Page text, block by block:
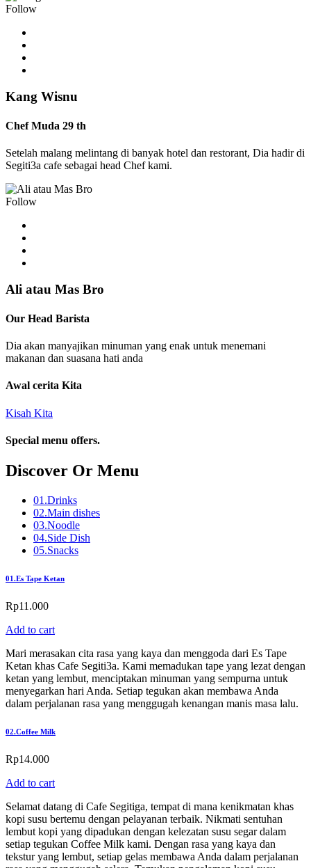
Follow
Kang Wisnu
Chef Muda 29 th
Setelah malang melintang di banyak hotel dan restorant, Dia hadir di
Segiti3a cafe sebagai head Chef kami.
Follow
Ali atau Mas Bro
Our Head Barista
Dia akan manyajikan minuman yang enak untuk menemani
makanan dan suasana hati anda
Awal cerita Kita
Kisah Kita
Special menu offers.
Discover Or Menu
01.Drinks
02.Main dishes
03.Noodle
04.Side Dish
05.Snacks
01.Es Tape Ketan
Rp11.000
Add to cart
Mari merasakan cita rasa yang kaya dan menggoda dari Es Tape
Ketan khas Cafe Segiti3a. Kami memadukan tape yang lezat dengan
ketan yang lembut, menciptakan minuman yang sempurna untuk
menyegarkan hari Anda. Setiap tegukan akan membawa Anda
dalam perjalanan rasa yang menggugah kenangan manis masa lalu.
02.Coffee Milk
Rp14.000
Add to cart
Selamat datang di Cafe Segitiga, tempat di mana kenikmatan khas
kopi susu bertemu dengan pelayanan terbaik. Nikmati sentuhan
lembut kopi yang dipadukan dengan kelezatan susu segar dalam
setiap tegukan Coffee Milk kami. Dengan rasa yang kaya dan
tekstur yang lembut, setiap gelas membawa Anda dalam perjalanan